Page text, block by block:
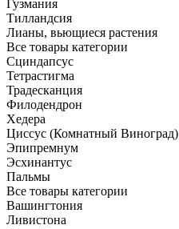
Гузмания
Тилландсия
Лианы, вьющиеся растения
Все товары категории
Сциндапсус
Тетрастигма
Традесканция
Филодендрон
Хедера
Циссус (Комнатный Виноград)
Эпипремнум
Эсхинантус
Пальмы
Все товары категории
Вашингтония
Ливистона